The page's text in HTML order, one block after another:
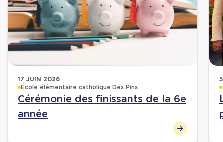
17 JUIN 2026
École élémentaire catholique Des Pins
Cérémonie des finissants de la 6e
année